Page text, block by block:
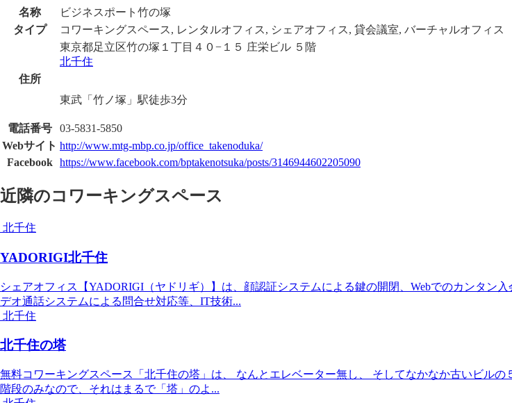
名称
ビジネスポート竹の塚
タイプ
コワーキングスペース, レンタルオフィス, シェアオフィス, 貸会議室, バーチャルオフィス
住所
東京都足立区竹の塚１丁目４０−１５ 庄栄ビル ５階
北千住
東武「竹ノ塚」駅徒歩3分
電話番号
03-5831-5850
Webサイト http://www.mtg-mbp.co.jp/office_takenoduka/
Facebook
https://www.facebook.com/bptakenotsuka/posts/3146944602205090
近隣のコワーキングスペース
北千住
YADORIGI北千住
シェアオフィス【YADORIGI（ヤドリギ）】は、顔認証システムによる鍵の開閉、Webでのカンタン
デオ通話システムによる問合せ対応等、IT技術...
北千住
北千住の塔
無料コワーキングスペース「北千住の塔」は、 なんとエレベーター無し、 そしてなかなか古いビルの
階段のみなので、それはまるで「塔」のよ...